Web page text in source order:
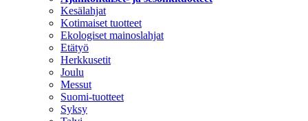
Kesälahjat
Kotimaiset tuotteet
Ekologiset mainoslahjat
Etätyö
Herkkusetit
Joulu
Messut
Suomi-tuotteet
Syksy